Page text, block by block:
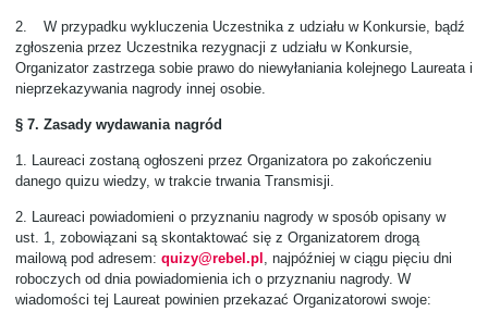
2.
W przypadku wykluczenia Uczestnika z udziału w Konkursie, bądź
zgłoszenia przez Uczestnika rezygnacji z udziału w Konkursie,
Organizator zastrzega sobie prawo do niewyłaniania kolejnego Laureata i
nieprzekazywania nagrody innej osobie.
§ 7. Zasady wydawania nagród
1. Laureaci zostaną ogłoszeni przez Organizatora po zakończeniu
danego quizu wiedzy, w trakcie trwania Transmisji.
2. Laureaci powiadomieni o przyznaniu nagrody w sposób opisany w
ust. 1, zobowiązani są skontaktować się z Organizatorem drogą
mailową pod adresem: quizy@rebel.pl , najpóźniej w ciągu pięciu dni
roboczych od dnia powiadomienia ich o przyznaniu nagrody. W
wiadomości tej Laureat powinien przekazać Organizatorowi swoje: